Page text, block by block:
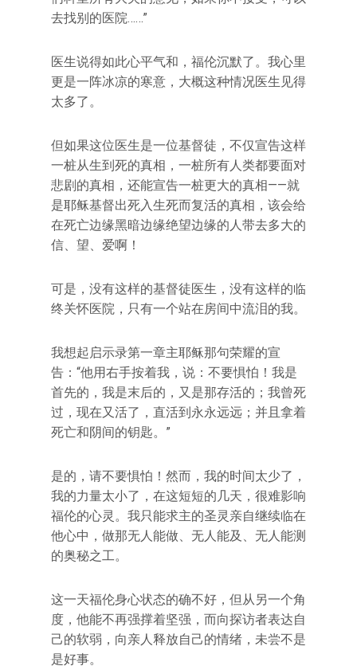
去找别的医院……”
医生说得如此心平气和，福伦沉默了。我心里
更是一阵冰凉的寒意，大概这种情况医生见得
太多了。
但如果这位医生是一位基督徒，不仅宣告这样
一桩从生到死的真相，一桩所有人类都要面对
悲剧的真相，还能宣告一桩更大的真相——就
是耶稣基督出死入生死而复活的真相，该会给
在死亡边缘黑暗边缘绝望边缘的人带去多大的
信、望、爱啊！
可是，没有这样的基督徒医生，没有这样的临
终关怀医院，只有一个站在房间中流泪的我。
我想起启示录第一章主耶稣那句荣耀的宣
告：“他用右手按着我，说：不要惧怕！我是
首先的，我是末后的，又是那存活的；我曾死
过，现在又活了，直活到永永远远；并且拿着
死亡和阴间的钥匙。”
是的，请不要惧怕！然而，我的时间太少了，
我的力量太小了，在这短短的几天，很难影响
福伦的心灵。我只能求主的圣灵亲自继续临在
他心中，做那无人能做、无人能及、无人能测
的奥秘之工。
这一天福伦身心状态的确不好，但从另一个角
度，他能不再强撑着坚强，而向探访者表达自
己的软弱，向亲人释放自己的情绪，未尝不是
是好事。